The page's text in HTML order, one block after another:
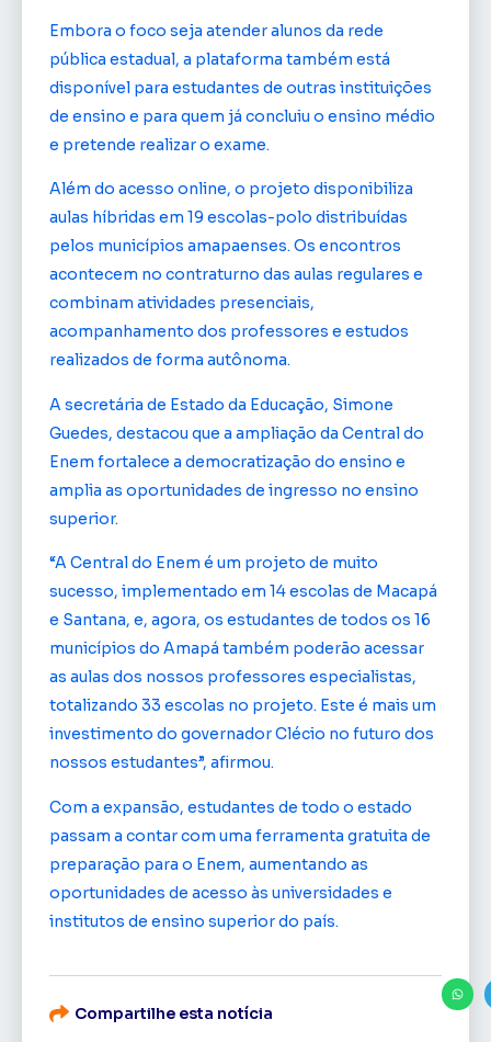
Embora o foco seja atender alunos da rede
pública estadual, a plataforma também está
disponível para estudantes de outras instituições
de ensino e para quem já concluiu o ensino médio
e pretende realizar o exame.
Além do acesso online, o projeto disponibiliza
aulas híbridas em 19 escolas-polo distribuídas
pelos municípios amapaenses. Os encontros
acontecem no contraturno das aulas regulares e
combinam atividades presenciais,
acompanhamento dos professores e estudos
realizados de forma autônoma.
A secretária de Estado da Educação, Simone
Guedes, destacou que a ampliação da Central do
Enem fortalece a democratização do ensino e
amplia as oportunidades de ingresso no ensino
superior.
“A Central do Enem é um projeto de muito
sucesso, implementado em 14 escolas de Macapá
e Santana, e, agora, os estudantes de todos os 16
municípios do Amapá também poderão acessar
as aulas dos nossos professores especialistas,
totalizando 33 escolas no projeto. Este é mais um
investimento do governador Clécio no futuro dos
nossos estudantes”, afirmou.
Com a expansão, estudantes de todo o estado
passam a contar com uma ferramenta gratuita de
preparação para o Enem, aumentando as
oportunidades de acesso às universidades e
institutos de ensino superior do país.
Compartilhe esta notícia